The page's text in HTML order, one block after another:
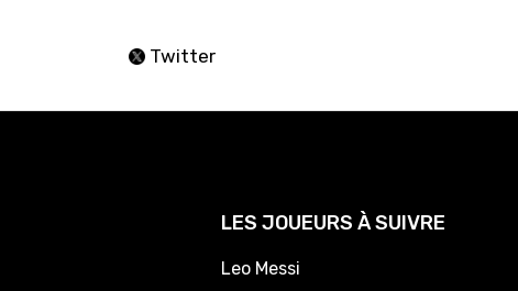
Twitter
LES JOUEURS À SUIVRE
Leo Messi